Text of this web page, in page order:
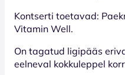
Kontserti toetavad:
Vitamin Well.
On tagatud ligipääs
eelneval kokkuleppel